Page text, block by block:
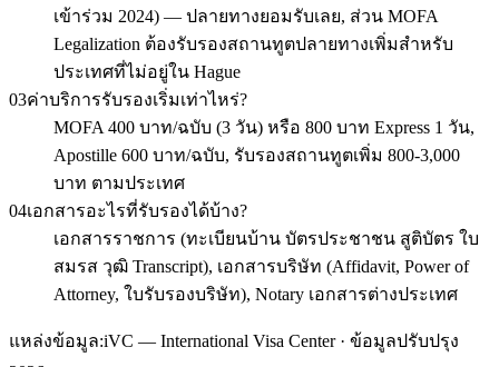
เข้าร่วม 2024) — ปลายทางยอมรับเลย, ส่วน MOFA
Legalization ต้องรับรองสถานทูตปลายทางเพิ่มสำหรับ
ประเทศที่ไม่อยู่ใน Hague
03ค่าบริการรับรองเริ่มเท่าไหร่?
MOFA 400 บาท/ฉบับ (3 วัน) หรือ 800 บาท Express 1 วัน,
Apostille 600 บาท/ฉบับ, รับรองสถานทูตเพิ่ม 800-3,000
บาท ตามประเทศ
04เอกสารอะไรที่รับรองได้บ้าง?
เอกสารราชการ (ทะเบียนบ้าน บัตรประชาชน สูติบัตร ใบ
สมรส วุฒิ Transcript), เอกสารบริษัท (Affidavit, Power of
Attorney, ใบรับรองบริษัท), Notary เอกสารต่างประเทศ
แหล่งข้อมูล:iVC — International Visa Center · ข้อมูลปรับปรุง